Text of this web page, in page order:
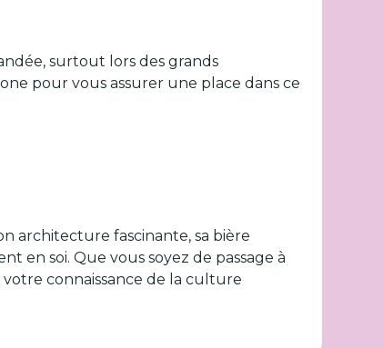
surtout lors des grands
pour vous assurer une place dans ce
architecture fascinante, sa bière
en soi. Que vous soyez de passage à
connaissance de la culture